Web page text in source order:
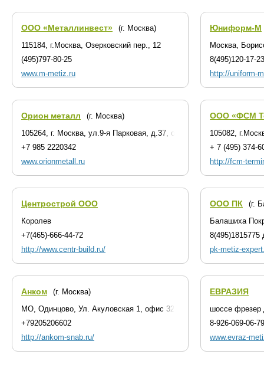
ООО «Металлинвест»
(г. Москва)
115184, г.Москва, Озерковский пер., 12
(495)797-80-25
www.m-metiz.ru
Юниформ-М
Москва,
8(495)120-17-23
http://uniform-
Орион металл
(г. Москва)
105264, г. Москва, ул.9-я Парковая, д.37, оф. 211
+7 985 2220342
www.orionmetall.ru
ООО «ФСМ
105082,
+ 7 (495) 374-
http://fcm-
Центрострой ООО
Королев
+7(465)-666-44-72
http://www.centr-build.ru/
ООО ПК
(г.
Балашиха
8(495)1815775
pk-metiz-
Анком
(г. Москва)
МО, Одинцово, Ул. Акуловская 1, офис 32
+79205206602
http://ankom-snab.ru/
ЕВРАЗИЯ
шоссе фрезер
8-926-069-06-79
www.evraz-